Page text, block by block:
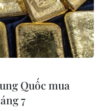
Quốc mua
7